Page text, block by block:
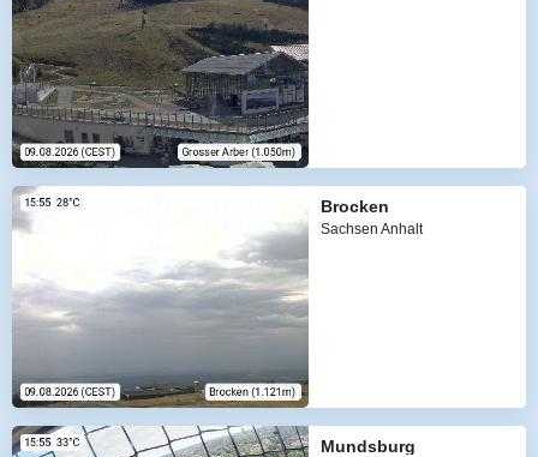
Brocken
Sachsen Anhalt
Mundsburg